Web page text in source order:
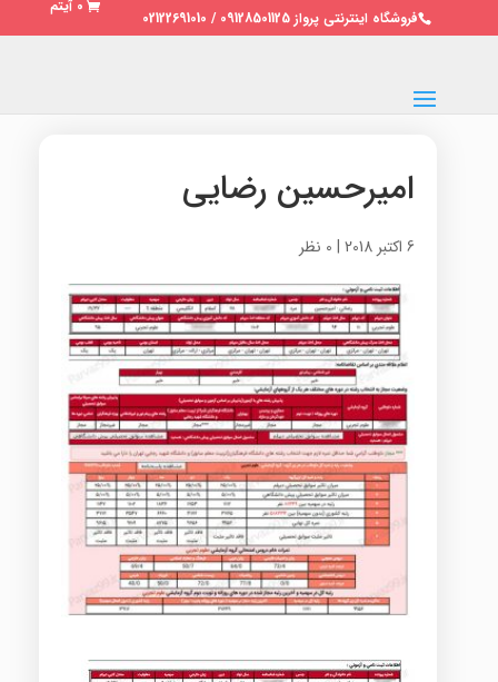
فروشگاه اینترنتی پرواز 09128501125 / 02122691010
0 آیتم
امیرحسین رضایی
6 اکتبر 2018 | 0 نظر